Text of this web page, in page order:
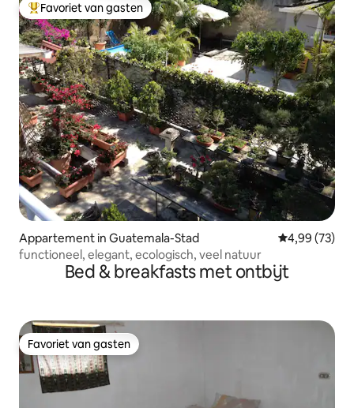
Topfavoriet van gasten
Favoriet van gasten
Appartement in Guatemala-Stad Gemiddelde
4,99 (73)
functioneel, elegant, ecologisch, veel natuur
Bed & breakfasts met ontbijt
Favoriet van gasten
Favoriet van gasten